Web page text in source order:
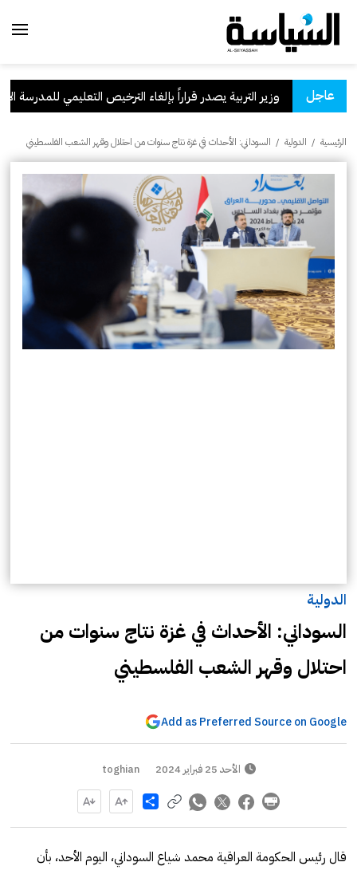
عاجل وزير التربية يصدر قراراً بإلغاء الترخيص التعليمي للمدرسة
الرئيسية / الدولية / السوداني: الأحداث في غزة نتاج سنوات من احتلال وقهر الشعب الفلسطيني
الدولية
السوداني: الأحداث في غزة نتاج سنوات من
احتلال وقهر الشعب الفلسطيني
Add as Preferred Source on Google
الأحد 25 فبراير 2024 toghian
Share
قال رئيس الحكومة العراقية محمد شياع السوداني، اليوم الأحد، بأن